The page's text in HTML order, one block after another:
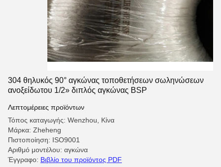
304 θηλυκός 90° αγκώνας τοποθετήσεων σωληνώσεων
ανοξείδωτου 1/2» διπλός αγκώνας BSP
Λεπτομέρειες προϊόντων
Τόπος καταγωγής: Wenzhou, Κίνα
Μάρκα: Zheheng
Πιστοποίηση: ISO9001
Αριθμό μοντέλου: αγκώνα
Έγγραφο: Βιβλίο του προϊόντος PDF